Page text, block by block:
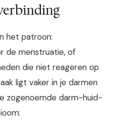
het patroon:
de menstruatie, of
die niet reageren op
ligt vaker in je darmen
zogenoemde darm-huid-